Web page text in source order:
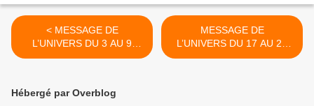
< MESSAGE DE
L’UNIVERS DU 3 AU 9
JUILLET
MESSAGE DE
L’UNIVERS DU 17 AU 23
JUILLET >
Hébergé par Overblog